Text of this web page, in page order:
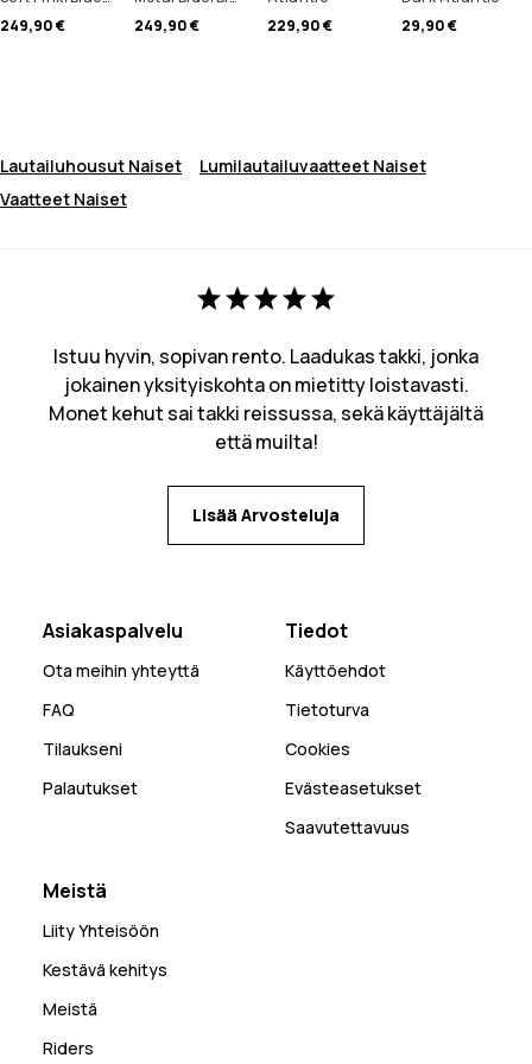
249,90 €
249,90 €
229,90 €
29,90 €
Lautailuhousut Naiset
Lumilautailuvaatteet Naiset
Vaatteet Naiset
Istuu hyvin, sopivan rento. Laadukas takki, jonka
jokainen yksityiskohta on mietitty loistavasti.
Monet kehut sai takki reissussa, sekä käyttäjältä
että muilta!
Lisää Arvosteluja
Asiakaspalvelu
Ota meihin yhteyttä
FAQ
Tilaukseni
Palautukset
Tiedot
Käyttöehdot
Tietoturva
Cookies
Evästeasetukset
Saavutettavuus
Meistä
Liity Yhteisöön
Kestävä kehitys
Meistä
Riders